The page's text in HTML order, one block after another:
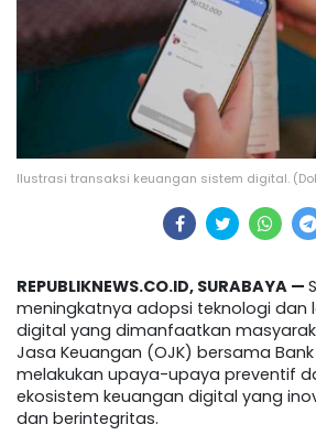
Ilustrasi transaksi keuangan sistem digital.
REPUBLIKNEWS.CO.ID, SURABAYA —
meningkatnya adopsi teknologi dan
digital yang dimanfaatkan
Jasa Keuangan (OJK) bersama
melakukan upaya-upaya preventif
ekosistem keuangan digital yang
dan b​erintegritas.